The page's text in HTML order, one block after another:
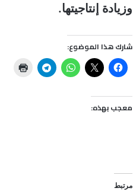
وزيادة إنتاجيتها.
شارك هذا الموضوع:
معجب بهذه:
مرتبط